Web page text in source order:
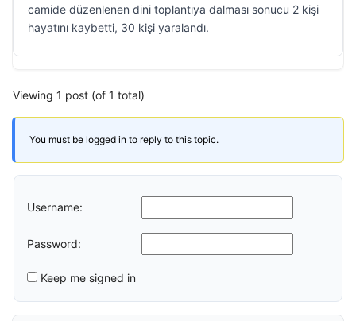
camide düzenlenen dini toplantıya dalması sonucu 2 kişi
hayatını kaybetti, 30 kişi yaralandı.
Viewing 1 post (of 1 total)
You must be logged in to reply to this topic.
Username:
Password:
Keep me signed in